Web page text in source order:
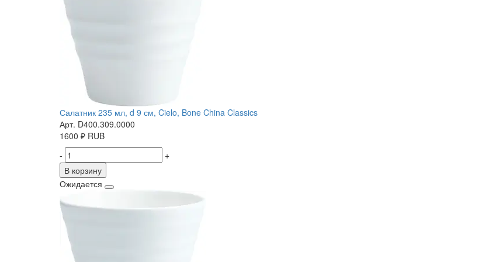
Салатник 235 мл, d 9 см, Cielo, Bone China Classics
Арт. D400.309.0000
1600 ₽ RUB
-
+
В корзину
Ожидается